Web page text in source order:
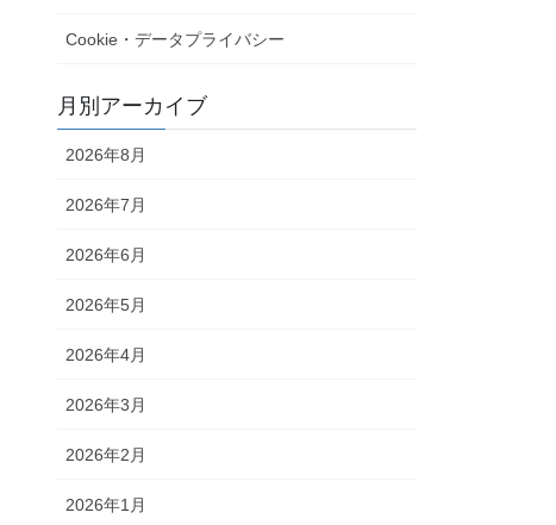
Cookie・データプライバシー
月別アーカイブ
2026年8月
2026年7月
2026年6月
2026年5月
2026年4月
2026年3月
2026年2月
2026年1月